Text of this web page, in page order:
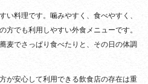
い料理です。噛みやすく、食べやすく、
方でも利用しやすい外食メニューです。
麦でさっぱり食べたりと、その日の体調
が安心して利用できる飲食店の存在は重